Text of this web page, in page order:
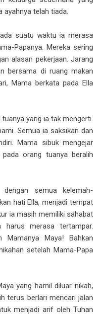
ayahnya telah tiada.
suatu waktu ia merasa
Papanya. Mereka sering
alasan pekerjaan. Jarang
bersama di ruang makan
Mama berkata pada Ella
yang ia tak mengerti.
Semua ia saksikan dan
Mama sibuk mengejar
orang tuanya beralih
semua kelemah-
hati Ella, menjadi tempat
ia masih memiliki sahabat
harus merasa tertampar.
Mamanya Maya! Bahkan
setelah Mama-Papa
yang hamil diluar nikah,
terus berlari mencari jalan
menjadi arif oleh Tuhan